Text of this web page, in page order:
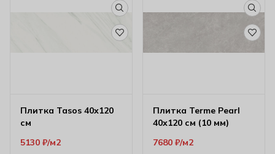
Плитка Tasos 40х120
см
5130 ₽ м2
Плитка Terme Pearl
40х120 см (10 мм)
7680 ₽ м2